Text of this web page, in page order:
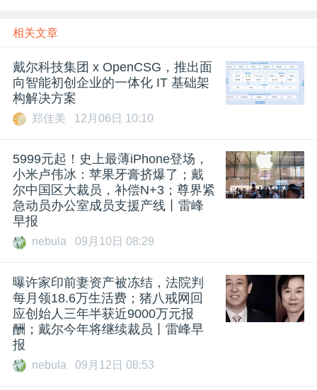
相关文章
戴尔科技集团 x OpenCSG，推出⾯
向智能初创企业的⼀体化 IT 基础架
构解决方案
郑佳美 12月06日 10:10
5999元起！史上最薄iPhone登场，
小米卢伟冰：苹果牙膏挤爆了；戴
尔中国区大裁员，补偿N+3；尊界紧
急动员办公室成员支援产线丨雷峰
早报
nebula 09月10日 08:29
曝许家印前妻资产被冻结，法院判
每月领18.6万生活费；猪八戒网回
应创始人三年半获近9000万元报
酬；戴尔今年将继续裁员丨雷峰早
报
nebula 09月12日 08:53